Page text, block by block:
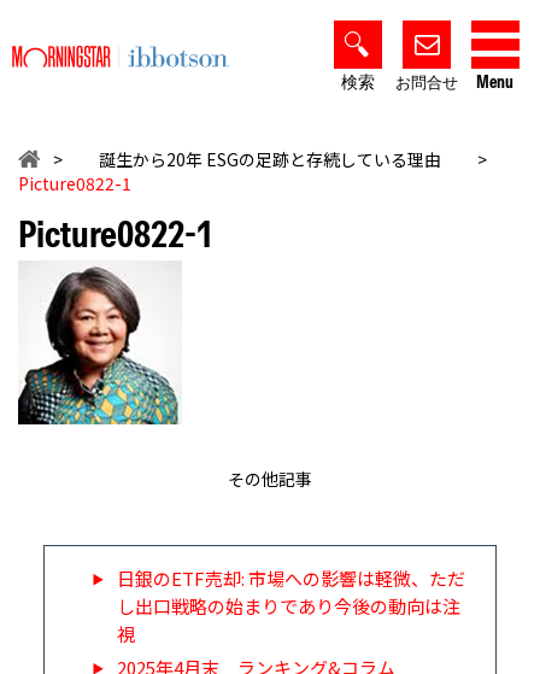
Menu
お問合せ
検索
> 誕生から20年 ESGの足跡と存続している理由
>
Picture0822-1
Picture0822-1
その他記事
日銀のETF売却: 市場への影響は軽微、ただ
し出口戦略の始まりであり今後の動向は注
視
2025年4月末 ランキング&コラム